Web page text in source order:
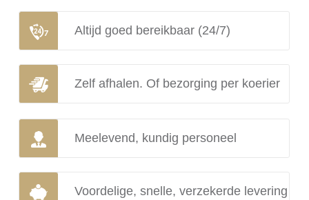
Altijd goed bereikbaar (24/7)
Zelf afhalen. Of bezorging per koerier
Meelevend, kundig personeel
Voordelige, snelle, verzekerde levering